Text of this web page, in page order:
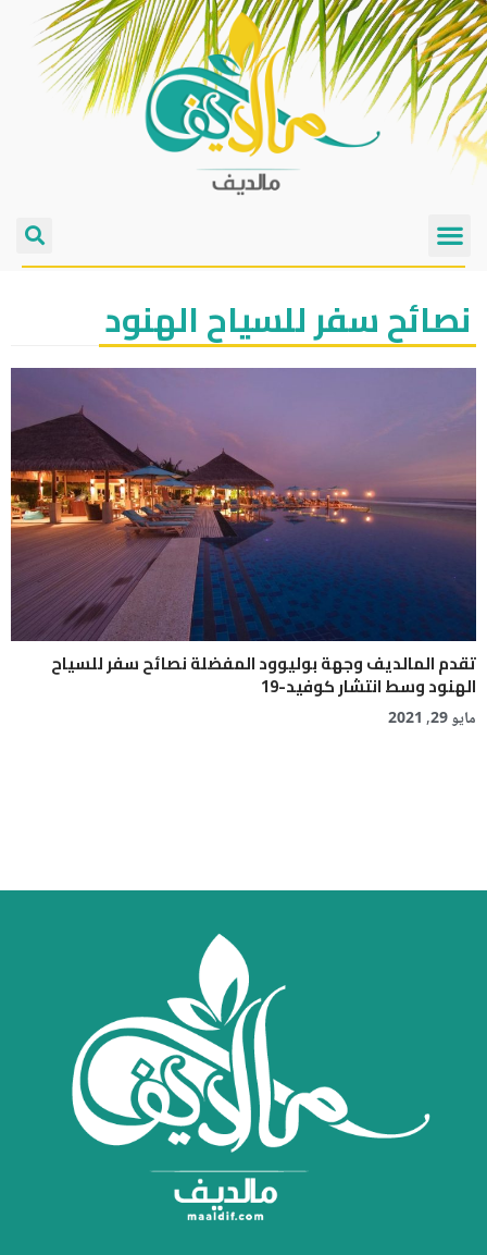
نصائح سفر للسياح الهنود
تقدم المالديف وجهة بوليوود المفضلة نصائح سفر للسياح
الهنود وسط انتشار كوفيد-19
مايو 29, 2021